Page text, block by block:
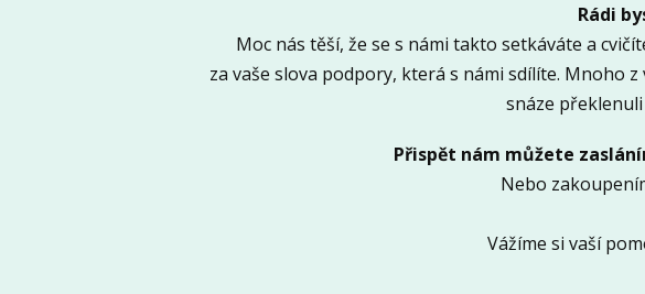
Rádi
Moc nás těší, že se s námi takto setkáváte a
za vaše slova podpory, která s námi sdílíte. Mnoho
snáze
Přispět nám můžete
Nebo
Vážíme si vaší